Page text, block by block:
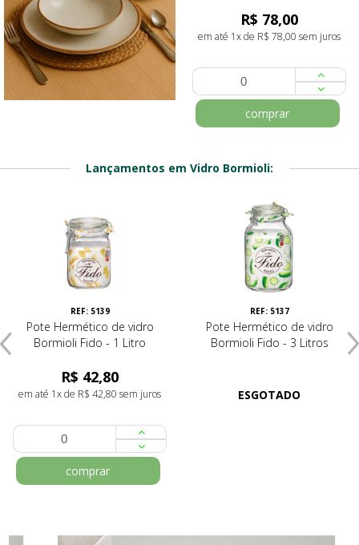
R$ 23,80
em até 1x de R$ 23,80 sem juros
R$ 78,00
em até 1x de R$ 78,00 sem juros
comprar
Lançamentos em Vidro Bormioli:
REF: 5139
Pote Hermético de vidro
Bormioli Fido - 1 Litro
R$ 42,80
em até 1x de R$ 42,80 sem juros
comprar
REF: 5137
Pote Hermético de vidro
Bormioli Fido - 3 Litros
ESGOTADO